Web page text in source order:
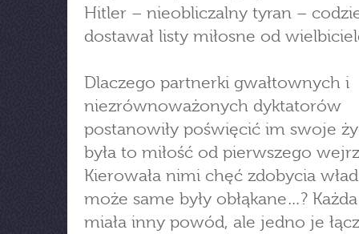
Hitler – nieobliczalny tyran –
dostawał listy miłosne od
Dlaczego partnerki gwałtownych i
niezrównoważonych dyktatorów
postanowiły poświęcić im swoje
była to miłość od pierwszego
Kierowała nimi chęć zdobycia
może same były obłąkane…?
miała inny powód, ale jedno je